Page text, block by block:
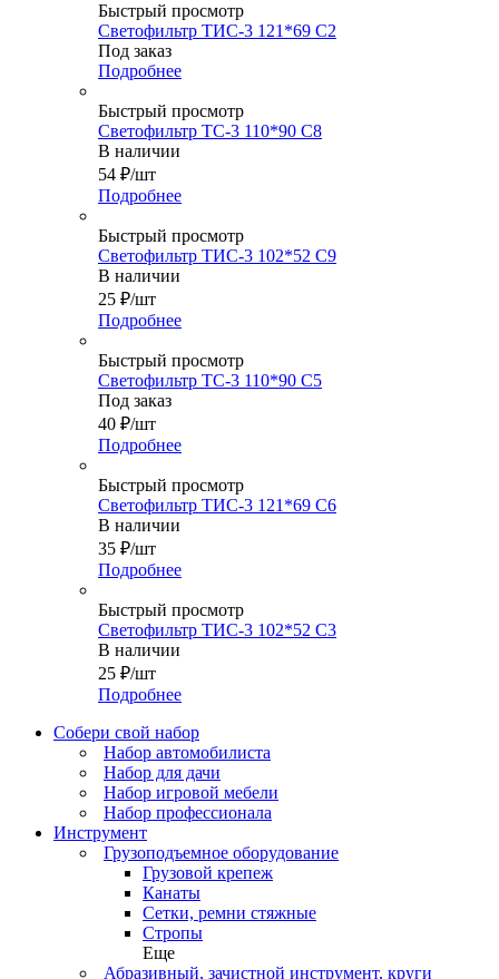
Быстрый просмотр
Светофильтр ТИС-3 121*69 С2
Под заказ
Подробнее
Быстрый просмотр
Светофильтр ТС-3 110*90 С8
В наличии
54 ₽/шт
Подробнее
Быстрый просмотр
Светофильтр ТИС-3 102*52 С9
В наличии
25 ₽/шт
Подробнее
Быстрый просмотр
Светофильтр ТС-3 110*90 С5
Под заказ
40 ₽/шт
Подробнее
Быстрый просмотр
Светофильтр ТИС-3 121*69 С6
В наличии
35 ₽/шт
Подробнее
Быстрый просмотр
Светофильтр ТИС-3 102*52 С3
В наличии
25 ₽/шт
Подробнее
Собери свой набор
Набор автомобилиста
Набор для дачи
Набор игровой мебели
Набор профессионала
Инструмент
Грузоподъемное оборудование
Грузовой крепеж
Канаты
Сетки, ремни стяжные
Стропы
Еще
Абразивный, зачистной инструмент, круги